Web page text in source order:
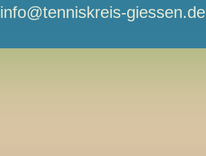
info@tenniskreis-giessen.de